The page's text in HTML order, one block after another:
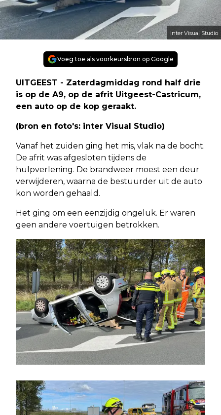
Inter Visual Studio
Voeg toe als voorkeursbron op Google
UITGEEST - Zaterdagmiddag rond half drie
is op de A9, op de afrit Uitgeest-Castricum,
een auto op de kop geraakt.
(bron en foto's: inter Visual Studio)
Vanaf het zuiden ging het mis, vlak na de bocht.
De afrit was afgesloten tijdens de
hulpverlening. De brandweer moest een deur
verwijderen, waarna de bestuurder uit de auto
kon worden gehaald.
Het ging om een eenzijdig ongeluk. Er waren
geen andere voertuigen betrokken.